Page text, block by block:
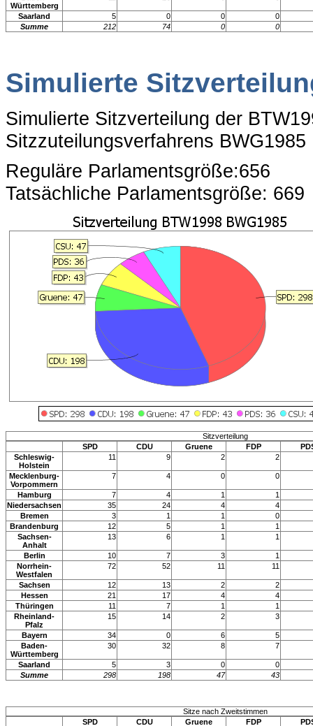
Württemberg
Saarland 5 0 0
0
Summe
212 74 0 0
Simulierte
Simulierte Sitzverteilung der
Sitzzuteilungsverfahrens BWG1985
Reguläre Parlamentsgröße:656
Tatsächliche Parlamentsgröße: 669
Sitzverteilung
SPD
CDU Gruene FDP
Schleswig-
Holstein
11 9 2 2
Mecklenburg-
Vorpommern
7 4 0 0
Hamburg 7 4 1
1
Niedersachsen
35 24 4
4
Bremen
3 1 1
0
Brandenburg
12 5 1
1
Sachsen-
Anhalt
13 6 1 1
Berlin 10 7 3
1
Norrhein-
Westfalen
72 52 11 11
Sachsen 12 13 2
2
Hessen
21 17 4
4
Thüringen
11 7 1
1
Rheinland-
Pfalz
15 14 2 3
Bayern 34 0 6
5
Baden-
Württemberg
30 32 8 7
Saarland 5 3 0
0
Summe
298 198 47 43
Sitze nach Zweitstimmen
SPD
CDU Gruene FDP